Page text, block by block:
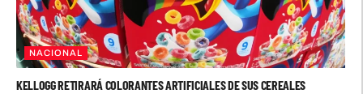
NACIONAL
KELLOGG RETIRARÁ COLORANTES ARTIFICIALES DE SUS CEREALES